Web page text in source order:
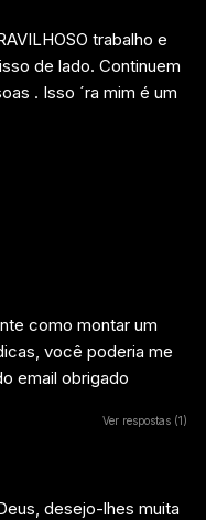
trabalho e
de lado. Continuem
. Isso ´ra mim é um
como montar um
você poderia me
email obrigado
Ver respostas (1)
desejo-lhes muita